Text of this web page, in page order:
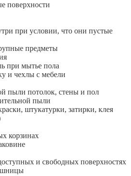
поверхности
при условии, что они пустые
предметы
при мытье пола
и чехлы с мебели
пыли потолок, стены и пол
пыли
штукатурки, затирки, клея
корзинах
и свободных поверхностях